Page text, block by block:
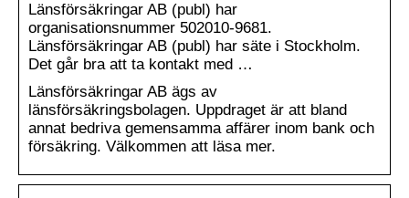
Länsförsäkringar AB (publ) har
organisationsnummer 502010-9681.
Länsförsäkringar AB (publ) har säte i Stockholm.
Det går bra att ta kontakt med …
Länsförsäkringar AB ägs av
länsförsäkringsbolagen. Uppdraget är att bland
annat bedriva gemensamma affärer inom bank och
försäkring. Välkommen att läsa mer.